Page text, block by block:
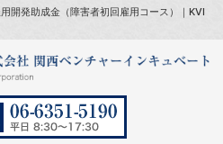
開発助成金（障害者初回雇用コース）｜KVI